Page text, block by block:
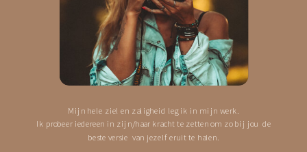
Mijn hele ziel en zaligheid leg ik in mijn werk.
Ik probeer iedereen in zijn/haar kracht te zetten om zo bij jou de
beste versie van jezelf eruit te halen.